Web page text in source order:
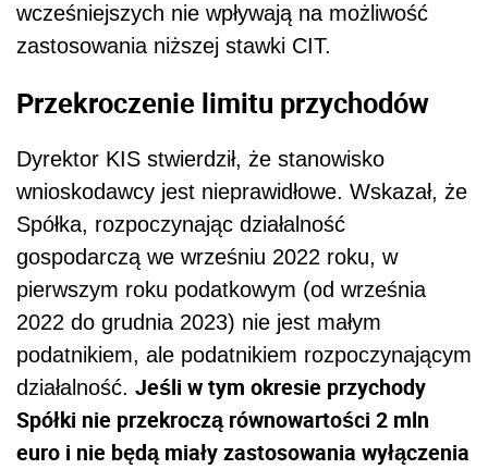
wcześniejszych nie wpływają na możliwość
zastosowania niższej stawki CIT.
Przekroczenie limitu przychodów
Dyrektor KIS stwierdził, że stanowisko
wnioskodawcy jest nieprawidłowe. Wskazał, że
Spółka, rozpoczynając działalność
gospodarczą we wrześniu 2022 roku, w
pierwszym roku podatkowym (od września
2022 do grudnia 2023) nie jest małym
podatnikiem, ale podatnikiem rozpoczynającym
działalność. Jeśli w tym okresie przychody
Spółki nie przekroczą równowartości 2 mln
euro i nie będą miały zastosowania wyłączenia